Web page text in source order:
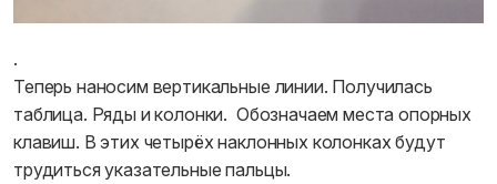
.
Теперь наносим вертикальные линии. Получилась
таблица. Ряды и колонки. Обозначаем места опорных
клавиш. В этих четырёх наклонных колонках будут
трудиться указательные пальцы.